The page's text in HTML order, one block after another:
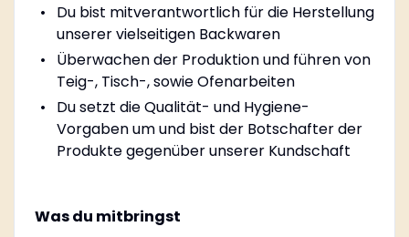
Du bist mitverantwortlich für die Herstellung
unserer vielseitigen Backwaren
Überwachen der Produktion und führen von
Teig-, Tisch-, sowie Ofenarbeiten
Du setzt die Qualität- und Hygiene-
Vorgaben um und bist der Botschafter der
Produkte gegenüber unserer Kundschaft
Was du mitbringst